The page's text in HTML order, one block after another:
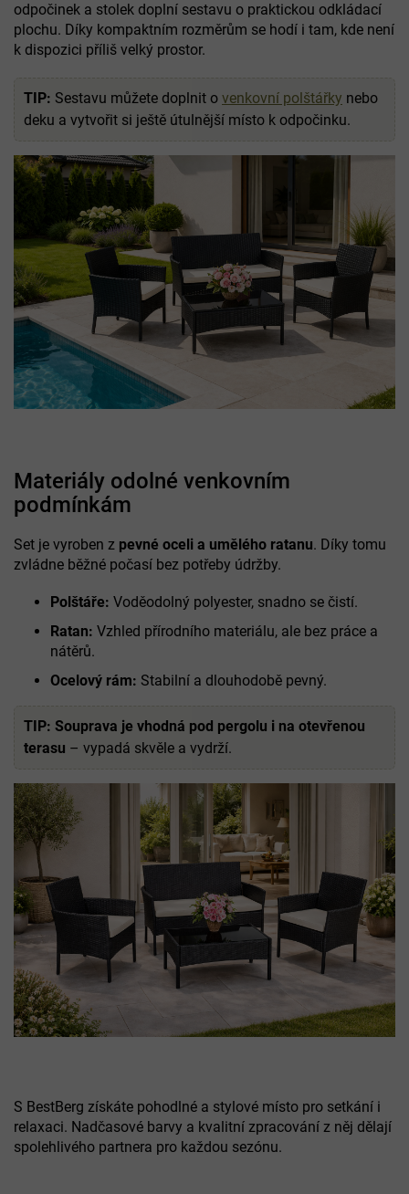
odpočinek a stolek doplní sestavu o praktickou odkládací
plochu. Díky kompaktním rozměrům se hodí i tam, kde není
k dispozici příliš velký prostor.
TIP: Sestavu můžete doplnit o venkovní polštářky nebo
deku a vytvořit si ještě útulnější místo k odpočinku.
Materiály odolné venkovním
podmínkám
Set je vyroben z pevné oceli a umělého ratanu. Díky tomu
zvládne běžné počasí bez potřeby údržby.
Polštáře: Voděodolný polyester, snadno se čistí.
Ratan: Vzhled přírodního materiálu, ale bez práce a
nátěrů.
Ocelový rám: Stabilní a dlouhodobě pevný.
TIP: Souprava je vhodná pod pergolu i na otevřenou
terasu – vypadá skvěle a vydrží.
S BestBerg získáte pohodlné a stylové místo pro setkání i
relaxaci. Nadčasové barvy a kvalitní zpracování z něj dělají
spolehlivého partnera pro každou sezónu.